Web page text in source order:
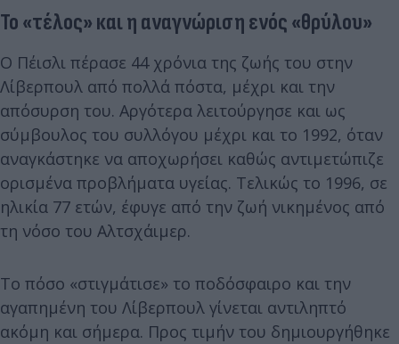
Το «τέλος» και η αναγνώριση ενός «θρύλου»
Ο Πέισλι πέρασε 44 χρόνια της ζωής του στην
Λίβερπουλ από πολλά πόστα, μέχρι και την
απόσυρση του. Αργότερα λειτούργησε και ως
σύμβουλος του συλλόγου μέχρι και το 1992, όταν
αναγκάστηκε να αποχωρήσει καθώς αντιμετώπιζε
ορισμένα προβλήματα υγείας. Τελικώς το 1996, σε
ηλικία 77 ετών, έφυγε από την ζωή νικημένος από
τη νόσο του Αλτσχάιμερ.
Το πόσο «στιγμάτισε» το ποδόσφαιρο και την
αγαπημένη του Λίβερπουλ γίνεται αντιληπτό
ακόμη και σήμερα. Προς τιμήν του δημιουργήθηκε